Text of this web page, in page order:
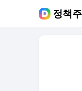
정책